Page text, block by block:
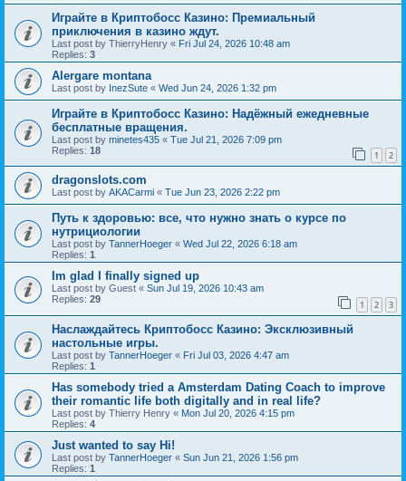
Играйте в Криптобосс Казино: Премиальный
приключения в казино ждут.
Last post by ThierryHenry « Fri Jul 24, 2026 10:48 am
Replies: 3
Alergare montana
Last post by InezSute « Wed Jun 24, 2026 1:32 pm
Играйте в Криптобосс Казино: Надёжный ежедневные
бесплатные вращения.
Last post by minetes435 « Tue Jul 21, 2026 7:09 pm
Replies: 18 1 2
dragonslots.com
Last post by AKACarmi « Tue Jun 23, 2026 2:22 pm
Путь к здоровью: все, что нужно знать о курсе по
нутрициологии
Last post by TannerHoeger « Wed Jul 22, 2026 6:18 am
Replies: 1
Im glad I finally signed up
Last post by Guest « Sun Jul 19, 2026 10:43 am
Replies: 29 1 2 3
Наслаждайтесь Криптобосс Казино: Эксклюзивный
настольные игры.
Last post by TannerHoeger « Fri Jul 03, 2026 4:47 am
Replies: 1
Has somebody tried a Amsterdam Dating Coach to improve
their romantic life both digitally and in real life?
Last post by Thierry Henry « Mon Jul 20, 2026 4:15 pm
Replies: 4
Just wanted to say Hi!
Last post by TannerHoeger « Sun Jun 21, 2026 1:56 pm
Replies: 1